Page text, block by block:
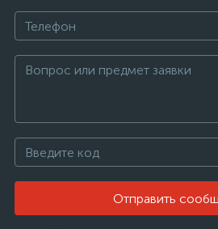
Отправить